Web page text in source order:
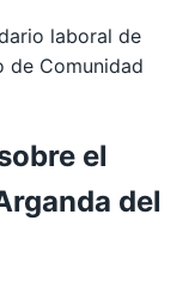
laboral de
de Comunidad
el
del